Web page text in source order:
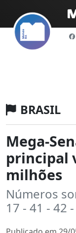
BRASIL
Mega-
principal
milhões
Números
17 - 41 - 42